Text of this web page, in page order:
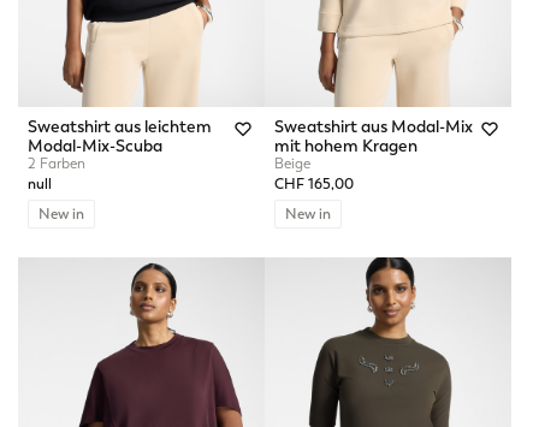
Sweatshirt aus leichtem
Modal-Mix-Scuba
2 Farben
null
New in
Sweatshirt aus Modal-Mix
mit hohem Kragen
Beige
CHF 165,00
New in